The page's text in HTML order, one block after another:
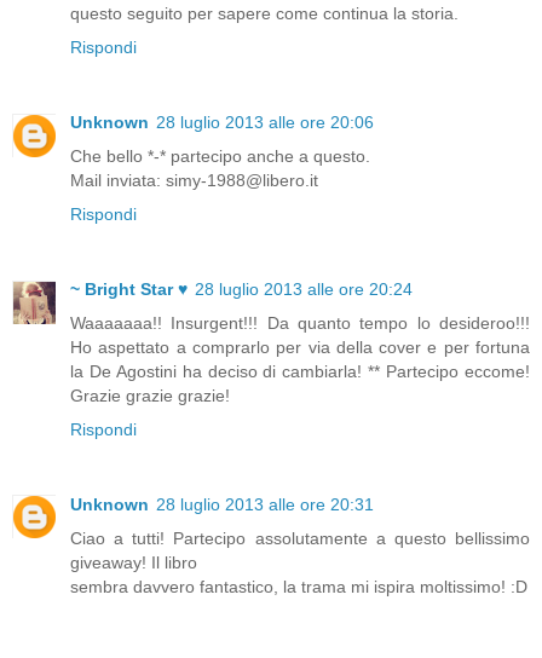
questo seguito per sapere come continua la storia.
Rispondi
Unknown 28 luglio 2013 alle ore 20:06
Che bello *-* partecipo anche a questo.
Mail inviata: simy-1988@libero.it
Rispondi
~ Bright Star ♥ 28 luglio 2013 alle ore 20:24
Waaaaaaa!! Insurgent!!! Da quanto tempo lo desideroo!!!
Ho aspettato a comprarlo per via della cover e per fortuna
la De Agostini ha deciso di cambiarla! ** Partecipo eccome!
Grazie grazie grazie!
Rispondi
Unknown 28 luglio 2013 alle ore 20:31
Ciao a tutti! Partecipo assolutamente a questo bellissimo
giveaway! Il libro
sembra davvero fantastico, la trama mi ispira moltissimo! :D